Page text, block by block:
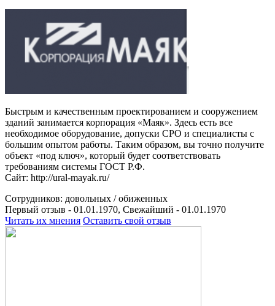
Быстрым и качественным проектированием и сооружением
зданий занимается корпорация «Маяк». Здесь есть все
необходимое оборудование, допуски СРО и специалисты с
большим опытом работы. Таким образом, вы точно получите
объект «под ключ», который будет соответствовать
требованиям системы ГОСТ Р.Ф.
Сайт: http://ural-mayak.ru/
Сотрудников: довольных /обиженных
Первый отзыв - 01.01.1970, Свежайший - 01.01.1970
Читать их мнения Оставить свой отзыв